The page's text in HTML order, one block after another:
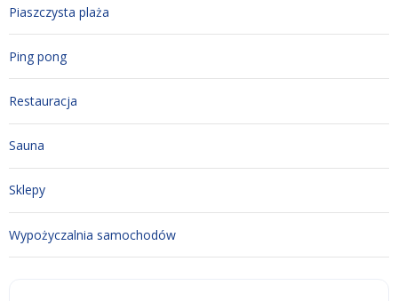
Piaszczysta plaża
Ping pong
Restauracja
Sauna
Sklepy
Wypożyczalnia samochodów